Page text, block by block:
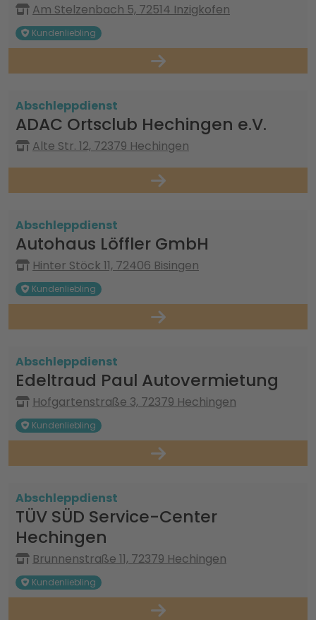
Am Stelzenbach 5, 72514 Inzigkofen
Kundenliebling
Abschleppdienst
ADAC Ortsclub Hechingen e.V.
Alte Str. 12, 72379 Hechingen
Abschleppdienst
Autohaus Löffler GmbH
Hinter Stöck 11, 72406 Bisingen
Kundenliebling
Abschleppdienst
Edeltraud Paul Autovermietung
Hofgartenstraße 3, 72379 Hechingen
Kundenliebling
Abschleppdienst
TÜV SÜD Service-Center
Hechingen
Brunnenstraße 11, 72379 Hechingen
Kundenliebling